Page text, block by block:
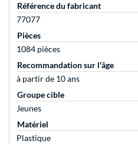
Référence du fabricant
77077
Pièces
1084 pièces
Recommandation sur l'âge
à partir de 10 ans
Groupe cible
Jeunes
Matériel
Plastique